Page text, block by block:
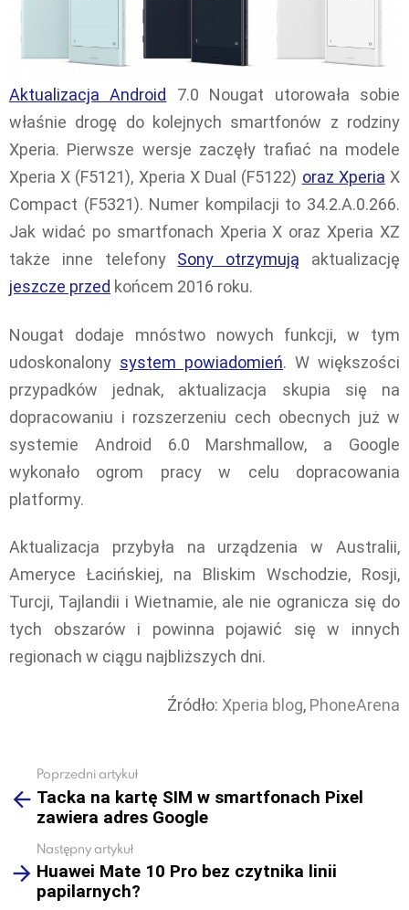
Aktualizacja Android
7.0 Nougat utorowała sobie
właśnie drogę do kolejnych smartfonów z rodziny
Xperia. Pierwsze wersje zaczęły trafiać na modele
Xperia X (F5121), Xperia X Dual (F5122) oraz Xperia X
Compact (F5321). Numer kompilacji to 34.2.A.0.266.
Jak widać po smartfonach Xperia X oraz Xperia XZ
także inne telefony Sony otrzymują aktualizację
jeszcze przed końcem 2016 roku.
Nougat dodaje mnóstwo nowych funkcji, w tym
udoskonalony system powiadomień. W większości
przypadków jednak, aktualizacja skupia się na
dopracowaniu i rozszerzeniu cech obecnych już w
systemie Android 6.0 Marshmallow, a Google
wykonało ogrom pracy w celu dopracowania
platformy.
Aktualizacja przybyła na urządzenia w Australii,
Ameryce Łacińskiej, na Bliskim Wschodzie, Rosji,
Turcji, Tajlandii i Wietnamie, ale nie ogranicza się do
tych obszarów i powinna pojawić się w innych
regionach w ciągu najbliższych dni.
Źródło: Xperia blog, PhoneArena
more
Poprzedni artykuł
Tacka na kartę SIM w smartfonach Pixel
zawiera adres Google
Następny artykuł
Huawei Mate 10 Pro bez czytnika linii
papilarnych?